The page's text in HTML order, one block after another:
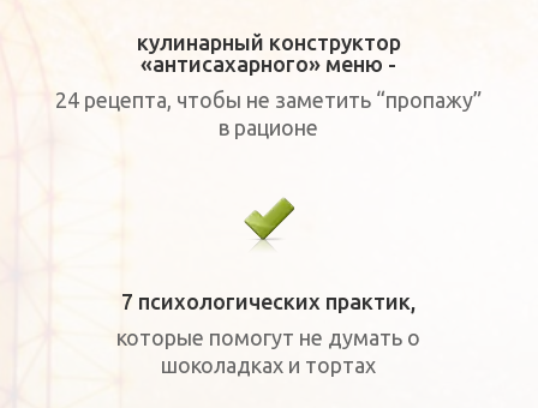
кулинарный конструктор
«антисахарного» меню -
24 рецепта, чтобы не заметить “пропажу”
в рационе
7 психологических практик,
которые помогут не думать о
шоколадках и тортах